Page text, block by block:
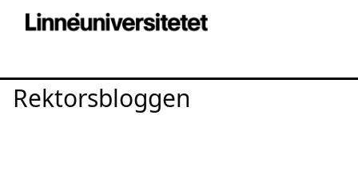
Rektorsbloggen